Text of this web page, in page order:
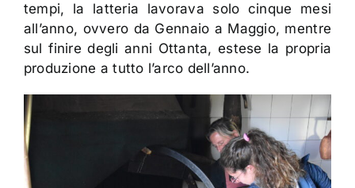
tempi, la latteria lavorava solo cinque mesi
all’anno, ovvero da Gennaio a Maggio, mentre
sul finire degli anni Ottanta, estese la propria
produzione a tutto l’arco dell’anno.